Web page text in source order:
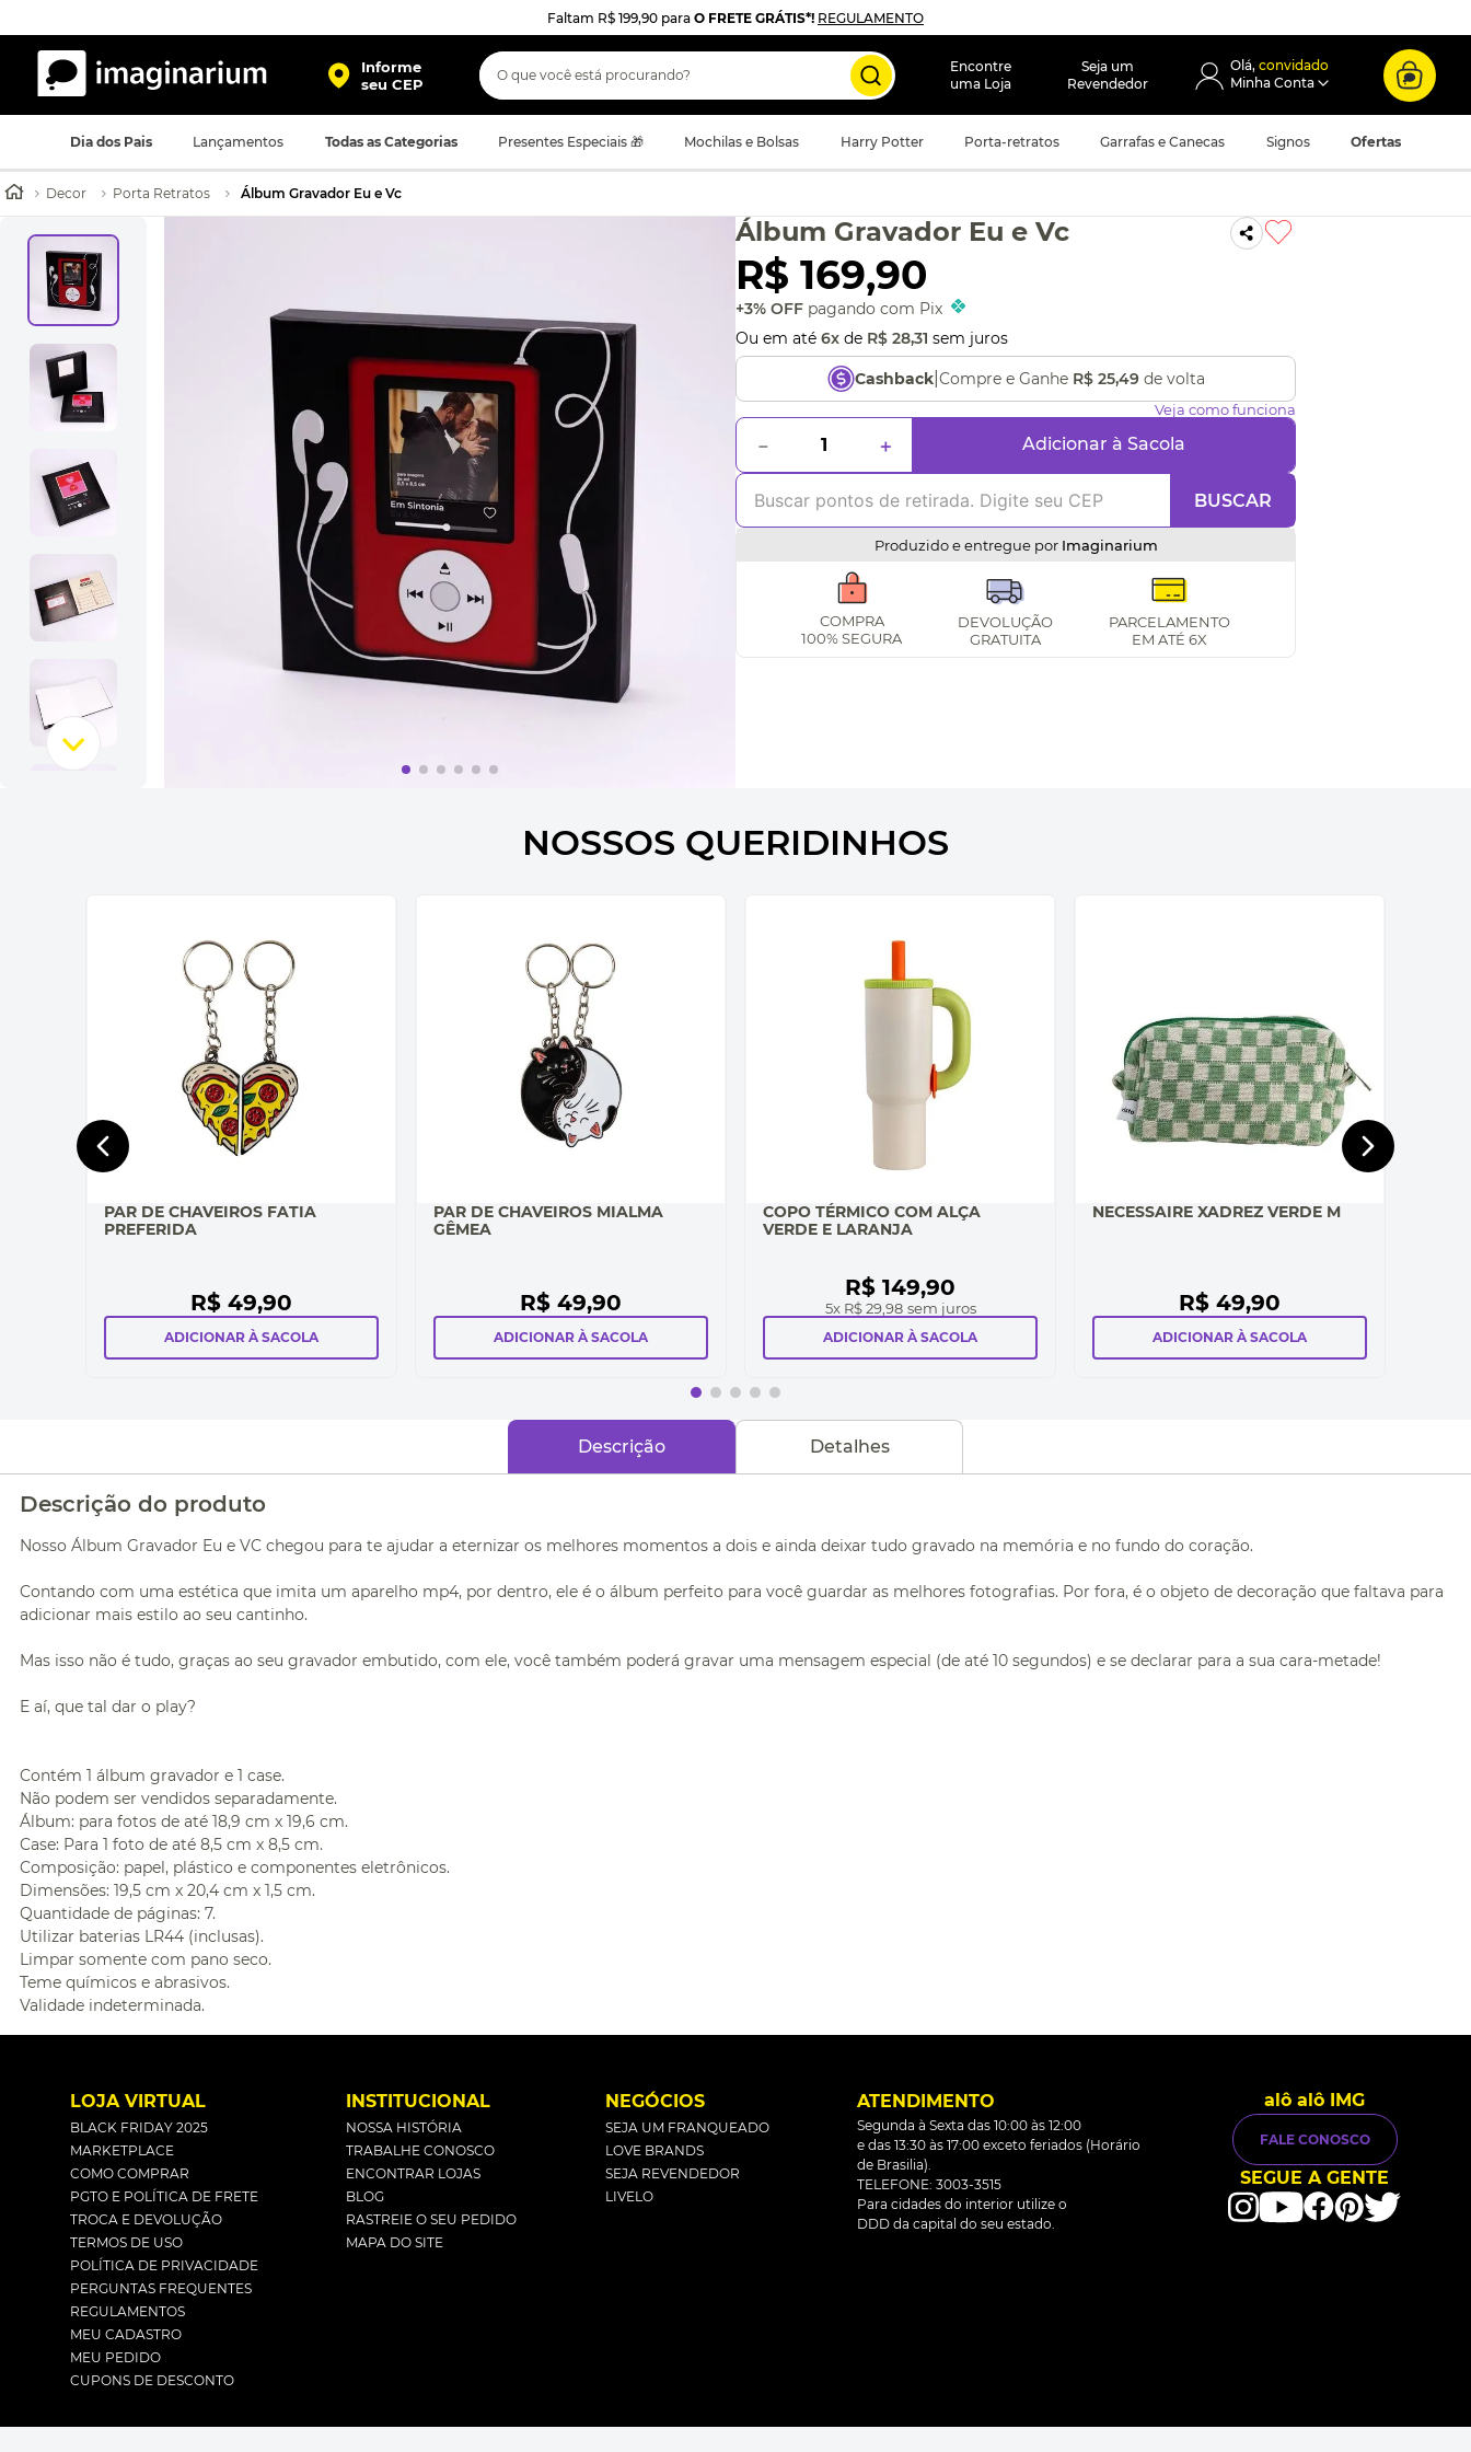
Faltam R$ 199,90 para O FRETE GRÁTIS*! REGULAMENTO
Informe
seu CEP
O que você está procurando?
Encontre
uma Loja
Seja um
Revendedor
convidado
Dia dos Pais Lançamentos Todas as Categorias Presentes Especiais 🎁 Mochilas e Bolsas Harry Potter Porta-retratos Garrafas e Canecas Signos Ofertas
Decor Porta Retratos Álbum Gravador Eu e Vc
Álbum Gravador Eu e Vc
R$ 169,90
+3% OFF pagando com Pix
Ou em até 6x de R$ 28,31 sem juros
Cashback| Compre e Ganhe R$ 25,49de volta
Veja como funciona
＋
－ Adicionar à Sacola
BUSCAR
Produzido e entregue por Imaginarium
COMPRA
100% SEGURA
DEVOLUÇÃO
GRATUITA
PARCELAMENTO
EM ATÉ 6X
NOSSOS QUERIDINHOS
PAR DE CHAVEIROS FATIA
PREFERIDA
R$ 49,90
ADICIONAR À SACOLA
PAR DE CHAVEIROS MIALMA
GÊMEA
R$ 49,90
ADICIONAR À SACOLA
COPO TÉRMICO COM ALÇA
VERDE E LARANJA
R$ 149,90
5x R$ 29,98 sem juros
ADICIONAR À SACOLA
NECESSAIRE XADREZ VERDE M
R$ 49,90
ADICIONAR À SACOLA
Descrição Detalhes
Descrição do produto
Nosso Álbum Gravador Eu e VC chegou para te ajudar a eternizar os melhores momentos a dois e ainda deixar tudo gravado na memória e no fundo do coração.
Contando com uma estética que imita um aparelho mp4, por dentro, ele é o álbum perfeito para você guardar as melhores fotografias. Por fora, é o objeto de decoração que faltava para
adicionar mais estilo ao seu cantinho.
Mas isso não é tudo, graças ao seu gravador embutido, com ele, você também poderá gravar uma mensagem especial (de até 10 segundos) e se declarar para a sua cara-metade!
E aí, que tal dar o play?
Contém 1 álbum gravador e 1 case.
Não podem ser vendidos separadamente.
Álbum: para fotos de até 18,9 cm x 19,6 cm.
Case: Para 1 foto de até 8,5 cm x 8,5 cm.
Composição: papel, plástico e componentes eletrônicos.
Dimensões: 19,5 cm x 20,4 cm x 1,5 cm.
Quantidade de páginas: 7.
Utilizar baterias LR44 (inclusas).
Limpar somente com pano seco.
Teme químicos e abrasivos.
Validade indeterminada.
LOJA VIRTUAL
BLACK FRIDAY 2025
MARKETPLACE
COMO COMPRAR
PGTO E POLÍTICA DE FRETE
TROCA E DEVOLUÇÃO
TERMOS DE USO
POLÍTICA DE PRIVACIDADE
PERGUNTAS FREQUENTES
REGULAMENTOS
MEU CADASTRO
MEU PEDIDO
CUPONS DE DESCONTO
INSTITUCIONAL
NOSSA HISTÓRIA
TRABALHE CONOSCO
ENCONTRAR LOJAS
BLOG
RASTREIE O SEU PEDIDO
MAPA DO SITE
NEGÓCIOS
SEJA UM FRANQUEADO
LOVE BRANDS
SEJA REVENDEDOR
LIVELO
ATENDIMENTO
Segunda à Sexta das 10:00 às 12:00
e das 13:30 às 17:00 exceto feriados (Horário
de Brasilia).
TELEFONE: 3003-3515
Para cidades do interior utilize o
DDD da capital do seu estado.
alô alô IMG
FALE CONOSCO
SEGUE A GENTE
TERMOS MAIS BUSCADOS
harry potter
2º
bolsa
luminaria
necessaire
bolsa termica